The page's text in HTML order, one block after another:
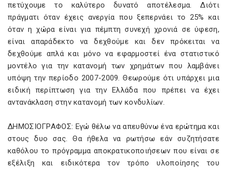
πετύχουμε το καλύτερο δυνατό αποτέλεσμα. Διότι
πράγματι όταν έχεις ανεργία που ξεπερνάει το 25% και
όταν η χώρα είναι για πέμπτη συνεχή χρονιά σε ύφεση,
είναι απαράδεκτο να δεχθούμε και δεν πρόκειται να
δεχθούμε απλά και μόνο να εφαρμοστεί ένα στατιστικό
μοντέλο για την κατανομή των χρημάτων που λαμβάνει
υπόψη την περίοδο 2007-2009. Θεωρούμε ότι υπάρχει μια
ειδική περίπτωση για την Ελλάδα που πρέπει να έχει
αντανάκλαση στην κατανομή των κονδυλίων.
ΔΗΜΟΣΙΟΓΡΑΦΟΣ: Εγώ θέλω να απευθύνω ένα ερώτημα και
στους δυο σας. Θα ήθελα να ρωτήσω εάν συζητήσατε
καθόλου το πρόγραμμα αποκρατικοποιήσεων που είναι σε
εξέλιξη και ειδικότερα τον τρόπο υλοποίησης του